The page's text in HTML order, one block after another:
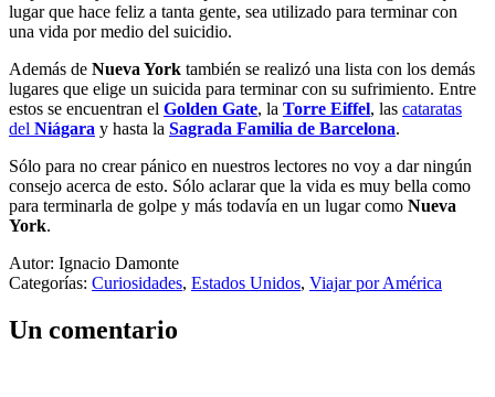
lugar que hace feliz a tanta gente, sea utilizado para terminar con
una vida por medio del suicidio.
Además de Nueva York también se realizó una lista con los demás
lugares que elige un suicida para terminar con su sufrimiento. Entre
estos se encuentran el Golden Gate, la Torre Eiffel, las cataratas
del Niágara y hasta la Sagrada Familia de Barcelona.
Sólo para no crear pánico en nuestros lectores no voy a dar ningún
consejo acerca de esto. Sólo aclarar que la vida es muy bella como
para terminarla de golpe y más todavía en un lugar como Nueva
York.
Autor: Ignacio Damonte
Categorías: Curiosidades, Estados Unidos, Viajar por América
Un comentario